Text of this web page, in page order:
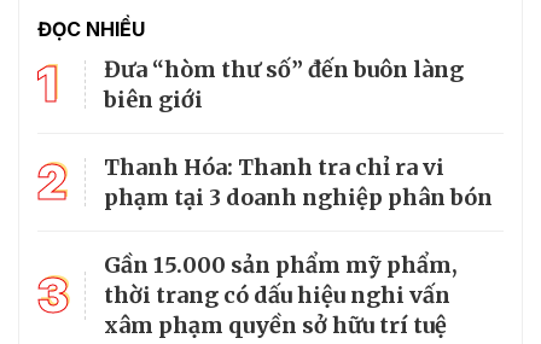
ĐỌC NHIỀU
1
Đưa “hòm thư số” đến buôn làng
biên giới
2
Thanh Hóa: Thanh tra chỉ ra vi
phạm tại 3 doanh nghiệp phân bón
3
Gần 15.000 sản phẩm mỹ phẩm,
thời trang có dấu hiệu nghi vấn
xâm phạm quyền sở hữu trí tuệ